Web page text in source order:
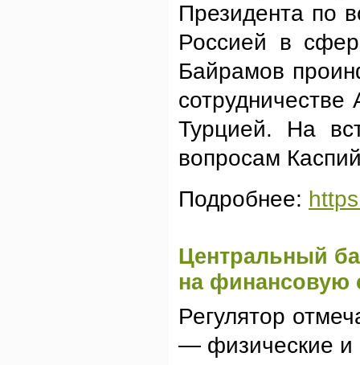
Президента по
Россией в
Байрамов
Турцией. На
вопросам
Подробнее:
Центральный
на финансовую
Регулятор
— физические и